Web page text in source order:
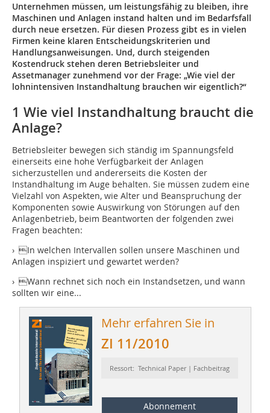
Unternehmen müssen, um leistungsfähig zu bleiben, ihre
Maschinen und Anlagen instand halten und im Bedarfsfall
durch neue ersetzen. Für diesen Prozess gibt es in vielen
Firmen keine klaren Entscheidungskriterien und
Handlungsanweisungen. Und, durch steigenden
Kostendruck stehen deren Betriebsleiter und
Assetmanager zunehmend vor der Frage: „Wie viel der
lohnintensiven Instandhaltung brauchen wir eigentlich?“
1 Wie viel Instandhaltung braucht die
Anlage?
Betriebsleiter bewegen sich ständig im Spannungsfeld
einerseits eine hohe Verfügbarkeit der Anlagen
sicherzustellen und andererseits die Kosten der
Instandhaltung im Auge behalten. Sie müssen zudem eine
Vielzahl von Aspekten, wie Alter und Beanspruchung der
Komponenten sowie Auswirkung von Störungen auf den
Anlagenbetrieb, beim Beantworten der folgenden zwei
Fragen beachten:
› In welchen Intervallen sollen unsere Maschinen und
Anlagen inspiziert und gewartet werden?
› Wann rechnet sich noch ein Instandsetzen, und wann
sollten wir eine...
Mehr erfahren Sie in
ZI 11/2010
Ressort: Technical Paper | Fachbeitrag
Abonnement